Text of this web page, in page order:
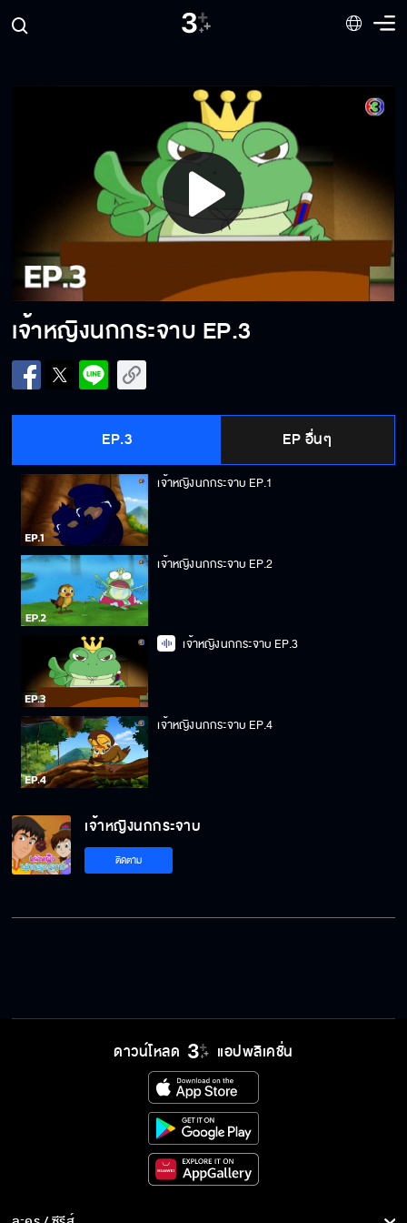
Play
เจ้าหญิงนกกระจาบ EP.3
EP.3 EP อื่นๆ
เจ้าหญิงนกกระจาบ EP.1
เจ้าหญิงนกกระจาบ EP.2
เจ้าหญิงนกกระจาบ EP.3
เจ้าหญิงนกกระจาบ EP.4
เจ้าหญิงนกกระจาบ EP.8
เจ้าหญิงนกกระจาบ EP.9
เจ้าหญิงนกกระจาบ
ติดตาม
ดาวน์โหลด แอปพลิเคชั่น